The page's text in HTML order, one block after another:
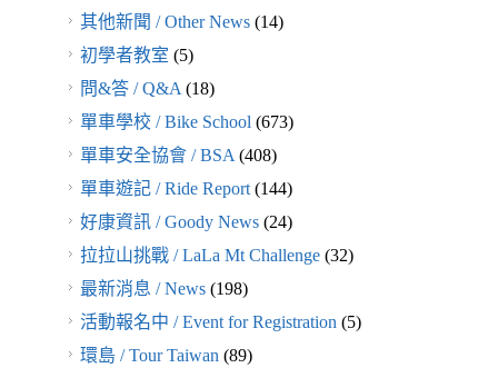
其他新聞 / Other News(14)
初學者教室 (5)
問&答 / Q&A (18)
單車學校 / Bike School (673)
單車安全協會 / BSA (408)
單車遊記 / Ride Report(144)
好康資訊 / Goody News(24)
拉拉山挑戰 / LaLa Mt Challenge(32)
最新消息 / News(198)
活動報名中 / Event for Registration (5)
環島 / Tour Taiwan (89)